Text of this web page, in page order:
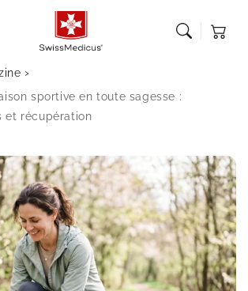
Panier
sportive en toute sagesse :
et récupération